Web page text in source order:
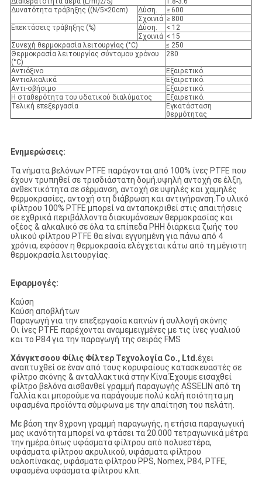
2
Δυνατότητα τράβηξης ((N/5×20cm)
Δύση.
≥ 600
Σχοινιά ≥ 800
Επεκτάσεις τράβηξης (%)
Δύση.
< 12
Σχοινιά < 15
Συνεχή θερμοκρασία λειτουργίας (°C)
≤ 250
Θερμοκρασία λειτουργίας σύντομου χρόνου
(°C)
280
Αντιόξινο
Εξαιρετικό.
Αντιαλκαλικά
Εξαιρετικό.
Αντι-σβήσιμο
Εξαιρετικό.
Η σταθερότητα του υδατικού διαλύματος
Εξαιρετικό.
Τελική επεξεργασία
Εγκατάσταση
θερμότητας
Ενημερώσεις:
Τα νήματα βελόνων PTFE παράγονται από 100% ίνες PTFE που
έχουν τρυπηθεί σε τρισδιάστατη δομή.υψηλή αντοχή σε έλξη,
ανθεκτικότητα σε σέρμανση, αντοχή σε υψηλές και χαμηλές
θερμοκρασίες, αντοχή στη διάβρωση και αντιγήρανση.Το υλικό
φίλτρου 100% PTFE μπορεί να ανταποκριθεί στις απαιτήσεις
σε εχθρικά περιβάλλοντα διακυμάνσεων θερμοκρασίας και
οξέος & αλκαλικό σε όλα τα επίπεδα PHΗ διάρκεια ζωής του
υλικού φίλτρου PTFE θα είναι εγγυημένη για πάνω από 4
χρόνια, εφόσον η θερμοκρασία ελέγχεται κάτω από τη μέγιστη
θερμοκρασία λειτουργίας.
Εφαρμογές:
Καύση
Καύση αποβλήτων
Παραγωγή για την επεξεργασία καπνών ή συλλογή σκόνης
Οι ίνες PTFE παρέχονται αναμεμειγμένες με τις ίνες γυαλιού
και το P84 για την παραγωγή της σειράς FMS
Χάνγκτσοου Φίλις Φίλτερ Τεχνολογία Co., Ltd.έχει
αναπτυχθεί σε έναν από τους κορυφαίους κατασκευαστές σε
φίλτρο σκόνης & ανταλλακτικά στην Κίνα.Έχουμε εισαχθεί
φίλτρο βελόνα αισθανθεί γραμμή παραγωγής ASSELIN από τη
Γαλλία και μπορούμε να παράγουμε πολύ καλή ποιότητα μη
υφασμένα προϊόντα σύμφωνα με την απαίτηση του πελάτη.
Με βάση την 8χρονη γραμμή παραγωγής, η ετήσια παραγωγική
μας ικανότητα μπορεί να φτάσει τα 20.000 τετραγωνικά μέτρα
την ημέρα.όπως υφάσματα φίλτρου από πολυεστέρα,
υφάσματα φίλτρου ακρυλικού, υφάσματα φίλτρου
υαλοπίνακας, υφάσματα φίλτρου PPS, Nomex, P84, PTFE,
υφασμένα υφάσματα φίλτρου κλπ.